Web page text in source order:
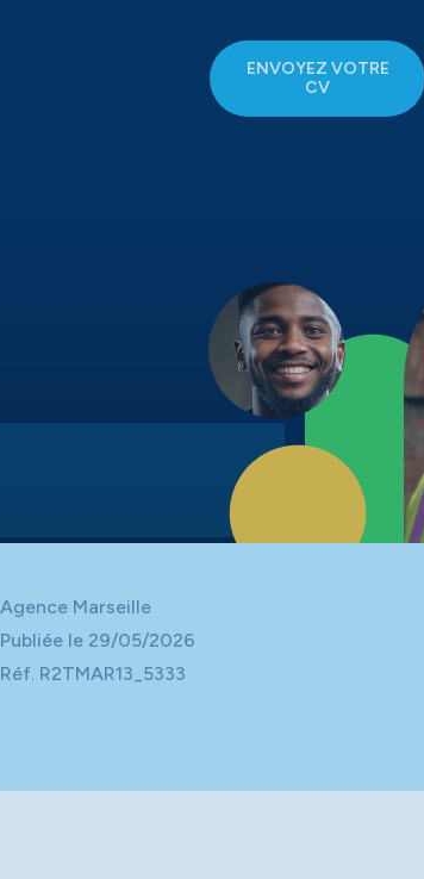
ENVOYEZ VOTRE
CV
Agence Marseille
Publiée le 29/05/2026
Réf. R2TMAR13_5333